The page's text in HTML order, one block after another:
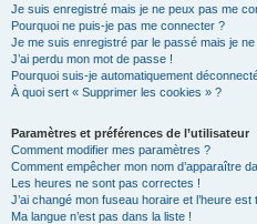
Je suis enregistré mais je ne peux pas me
Pourquoi ne puis-je pas me connecter ?
Je me suis enregistré par le passé mais je
J’ai perdu mon mot de passe !
Pourquoi suis-je automatiquement
À quoi sert « Supprimer les cookies » ?
Paramètres et préférences de l’utilisateur
Comment modifier mes paramètres ?
Comment empêcher mon nom d’apparaître
Les heures ne sont pas correctes !
J’ai changé mon fuseau horaire et l’heure
Ma langue n’est pas dans la liste !